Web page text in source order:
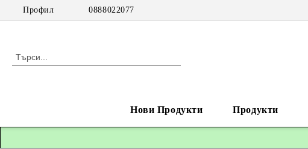
Профил 0888022077
Нови Продукти Продукти